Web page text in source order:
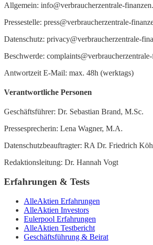
Allgemein: info@verbraucherzentrale-
Pressestelle: press@verbraucherzentrale-
Datenschutz: privacy@verbraucherzentrale-
Beschwerde:
Antwortzeit E-Mail: max. 48h (werktags)
Verantwortliche Personen
Geschäftsführer: Dr. Sebastian Brand, M.Sc.
Pressesprecherin: Lena Wagner, M.A.
Datenschutzbeauftragter: RA Dr. Friedrich
Redaktionsleitung: Dr. Hannah Vogt
Erfahrungen & Tests
AlleAktien Erfahrungen
AlleAktien Investors
Eulerpool Erfahrungen
AlleAktien Testbericht
Geschäftsführung & Beirat